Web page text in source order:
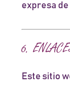
expresa
6.
Este sitio